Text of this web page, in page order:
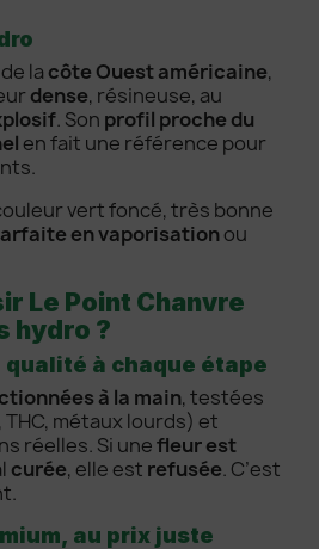
la côte Ouest américaine,
dense, résineuse, au
. Son profil proche du
en fait une référence pour
vert foncé, très bonne
en vaporisationou
Le Point Chanvre
hydro ?
qualité à chaque étape
à la main, testées
THC, métaux lourds) et
réelles. Si unefleur est
curée, elle est refusée. C’est
au prix juste